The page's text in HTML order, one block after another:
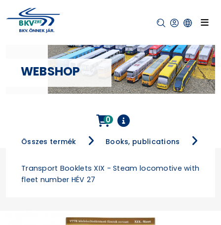
WEBSHOP
Összes termék Books, publications
Transport Booklets XIX - Steam locomotive with
fleet number HÉV 27
0